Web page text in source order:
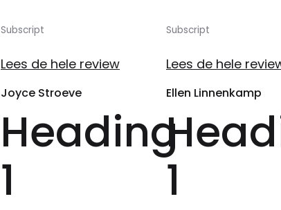
Subscript
Lees de hele review
Subscript
Lees de hele
Joyce Stroeve
Heading
1
Ellen Linnenkamp
1